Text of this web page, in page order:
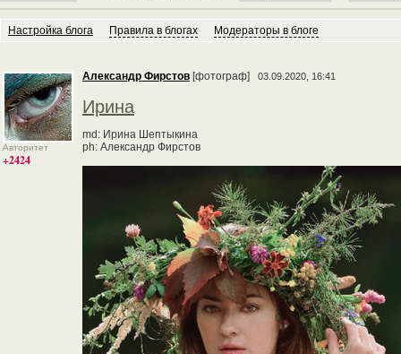
Настройка блога Правила в блогах Модераторы в блоге
Авторитет
+2424
Александр Фирстов [фотограф] 03.09.2020, 16:41
Ирина
md: Ирина Шептыкина
ph: Александр Фирстов